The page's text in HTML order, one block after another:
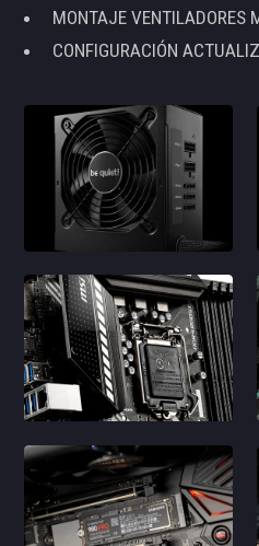
MONTAJE VENTILADORES
CONFIGURACIÓN